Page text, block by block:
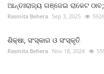
ଆନ୍ତଃରାଜ୍ୟ ଗଞ୍ଜେଇ ରାକେଟ ଠାବ;
Rasmita Behera Sep 3, 2025 5926
ଶିକ୍ଷା, ସଂସ୍କାର ଓ ସଂସ୍କୃତି
Rasmita Behera Nov 18, 2024